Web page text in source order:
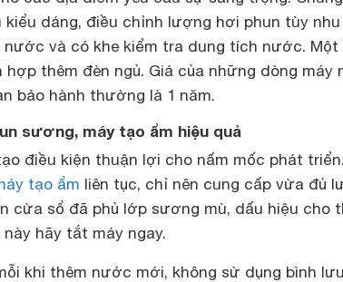
dáng, điều chỉnh lượng hơi phun tùy nhu
và có khe kiểm tra dung tích nước. Một
thêm đèn ngủ. Giá của những dòng máy
bảo hành thường là 1 năm.
sương, máy tạo ẩm hiệu quả
điều kiện thuận lợi cho nấm mốc phát
tạo ẩm liên tục, chỉ nên cung cấp vừa đủ
cửa sổ đã phủ lớp sương mù, dấu hiệu cho
hãy tắt máy ngay.
khi thêm nước mới, không sử dụng bình